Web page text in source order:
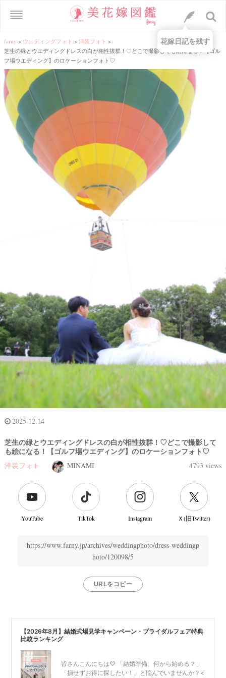
farny > ウェディングフォト > 洋装フォト >
芝生の緑とウエディングドレスの白が相性抜群！♡どこで撮影しても絵になる！【ゴル
フ場ウエディング】のロケーションフォト♡
2025.12.14
芝生の緑とウエディングドレスの白が相性抜群！♡どこで撮影して
も絵になる！【ゴルフ場ウエディング】のロケーションフォト♡
洋装フォト MINAMI 4793 views
YouTube TikTok Instagram Ｘ(旧Twitter)
https://www.farny.jp/archives/weddingphoto/dress-weddingp
hoto/120098/5
URLをコピー
花嫁日記を残す